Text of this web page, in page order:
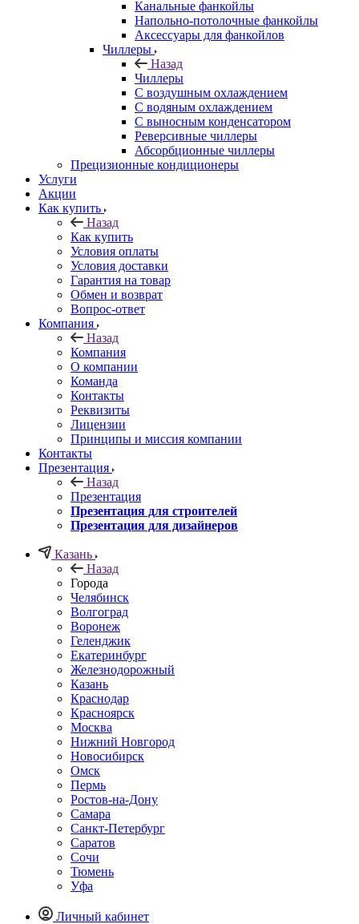
Канальные фанкойлы
Напольно-потолочные фанкойлы
Аксессуары для фанкойлов
Чиллеры
Назад
Чиллеры
С воздушным охлаждением
С водяным охлаждением
С выносным конденсатором
Реверсивные чиллеры
Абсорбционные чиллеры
Прецизионные кондиционеры
Услуги
Акции
Как купить
Назад
Как купить
Условия оплаты
Условия доставки
Гарантия на товар
Обмен и возврат
Вопрос-ответ
Компания
Назад
Компания
О компании
Команда
Контакты
Реквизиты
Лицензии
Принципы и миссия компании
Контакты
Презентация
Назад
Презентация
Презентация для строителей
Презентация для дизайнеров
Казань
Назад
Города
Челябинск
Волгоград
Воронеж
Геленджик
Екатеринбург
Железнодорожный
Казань
Краснодар
Красноярск
Москва
Нижний Новгород
Новосибирск
Омск
Пермь
Ростов-на-Дону
Самара
Санкт-Петербург
Саратов
Сочи
Тюмень
Уфа
Личный кабинет